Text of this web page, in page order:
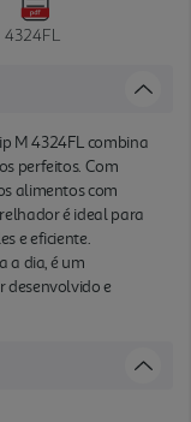
4324FL
M 4324FL combina
perfeitos. Com
alimentos com
é ideal para
e eficiente.
a dia, é um
desenvolvido e